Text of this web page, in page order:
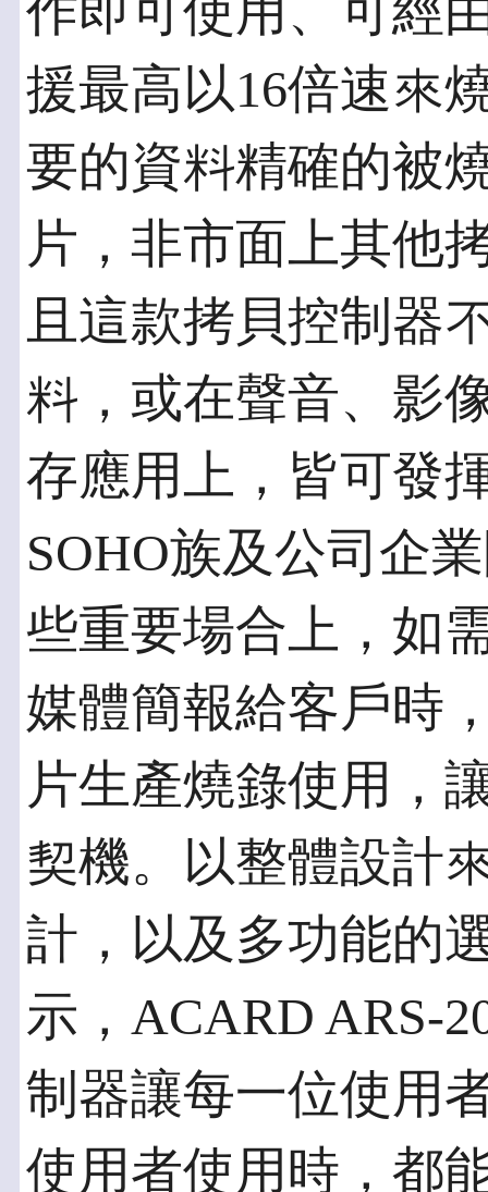
作即可使用、可經
援最高以16倍速來
要的資料精確的被
片，非市面上其他
且這款拷貝控制器
料，或在聲音、影
存應用上，皆可發
SOHO族及公司企
些重要場合上，如
媒體簡報給客戶時
片生產燒錄使用，
契機。以整體設計
計，以及多功能的
示，ACARD ARS-
制器讓每一位使用
使用者使用時，都